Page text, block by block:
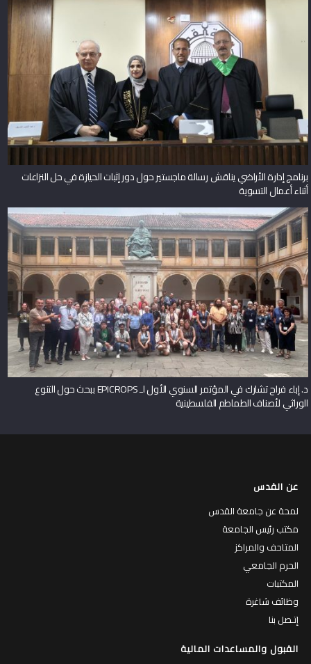
برنامج إدارة الأراضي يناقش رسالة ماجستير حول دور إثبات الحيازة في حل النزاعات
أثناء أعمال التسوية
د. إباء فراح تشارك في المؤتمر السنوي الأول لـ EPICROPS ببحث حول التنوع
الوراثي لأصناف الطماطم الفلسطينية
عن القدس
لمحة عن جامعة القدس
مكتب رئيس الجامعة
المتاحف والمراكز
الحرم الجامعي
المكتبات
وظائف شاغرة
إتـصل بنا
القبول والمساعدات المالية